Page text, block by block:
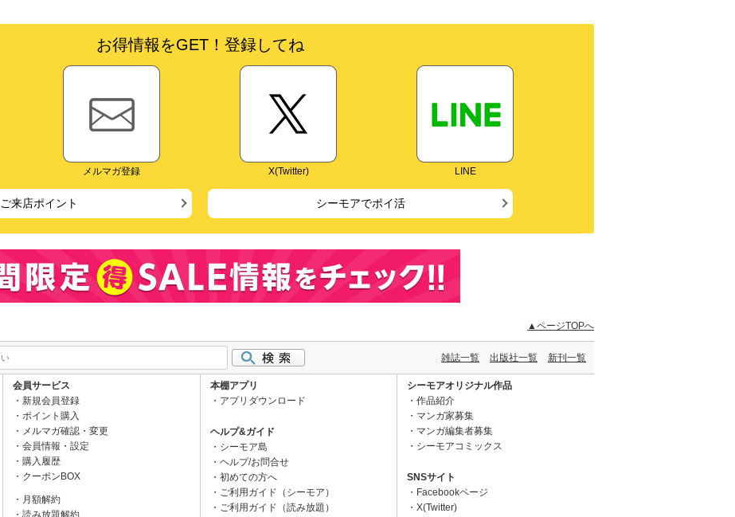
お得情報をGET！登録してね
メルマガ登録 X(Twitter) LINE
ご来店ポイント シーモアでポイ活
▲ページTOPへ
雑誌一覧 出版社一覧 新刊一覧
会員サービス
新規会員登録
ポイント購入
メルマガ確認・変更
会員情報・設定
購入履歴
クーポンBOX
月額解約
本棚アプリ
アプリダウンロード
ヘルプ&ガイド
シーモア島
ヘルプ/お問合せ
初めての方へ
ご利用ガイド（シーモア）
ご利用ガイド（読み放題）
シーモアオリジナル作品
作品紹介
マンガ家募集
マンガ編集者募集
シーモアコミックス
SNSサイト
Facebookページ
X(Twitter)